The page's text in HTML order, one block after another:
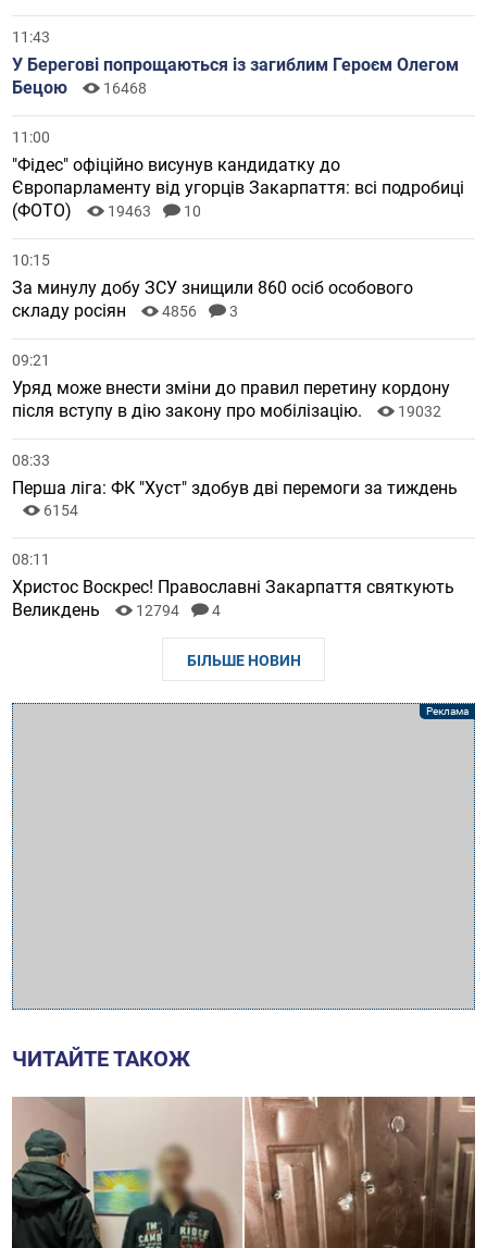
11:43
У Берегові попрощаються із загиблим Героєм Олегом
Бецою
16468
11:00
"Фідес" офіційно висунув кандидатку до
Європарламенту від угорців Закарпаття: всі подробиці
(ФОТО)
19463 10
10:15
За минулу добу ЗСУ знищили 860 осіб особового
складу росіян
4856 3
09:21
Уряд може внести зміни до правил перетину кордону
після вступу в дію закону про мобілізацію.
19032
08:33
Перша ліга: ФК "Хуст" здобув дві перемоги за тиждень
6154
08:11
Христос Воскрес! Православні Закарпаття святкують
Великдень
12794 4
БІЛЬШЕ НОВИН
ЧИТАЙТЕ ТАКОЖ